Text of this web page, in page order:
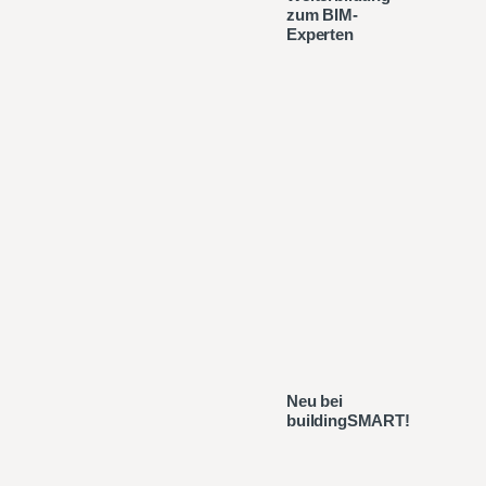
zum BIM-
Experten
Neu bei
buildingSMART!